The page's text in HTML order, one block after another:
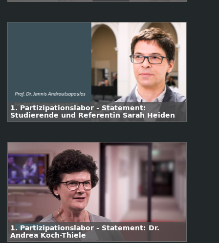
1. Partizipationslabor - Statement:
Studierende und Referentin Sarah Heiden
1. Partizipationslabor - Statement: Dr.
Andrea Koch-Thiele